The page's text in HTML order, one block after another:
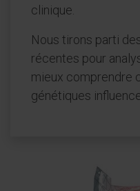
clinique.
Nous tirons parti
récentes pour
mieux comprendre
génétiques